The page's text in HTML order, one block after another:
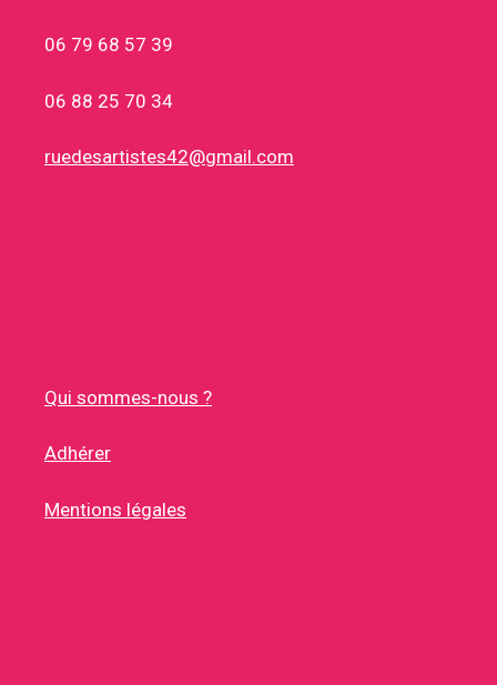
06 79 68 57 39
06 88 25 70 34
ruedesartistes42@gmail.com
Qui sommes-nous ?
Adhérer
Mentions légales